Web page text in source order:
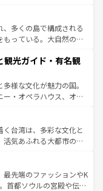
ピング、エンターテイ
トだ。一方、アメリカ
ドキャニオンやイエロー
美食が融合した独特の
地域で異なる魅力を楽
史を感じることができ
列車の旅も、アメリカ
多くの島で構成される
っている。大自然の神
観光地といえばオアフ
ウイ島やカウアイ島が
く海をはじめ、豊かな
ハスピリット」と呼ば
ワイアンミュージッ
てがハワイの魅力を彩
と感動が待っているハ
観光ガイド・有名観
様な文化が魅力の国。
・オペラハウス、オー
ウルル（エアーズロッ
ケアンズの熱帯雨林な
フェやワイン、オージ
り、サーフィンやダイ
ア好きにはたまらな
を存分に味わいつくそ
台湾は、多彩な文化と
気あふれる大都市の台
東部など、都市の喧騒
訪れる人に新しい発見と
深い台湾の食文化も魅
先端のファッションやK
首都ソウルの宮殿や伝統